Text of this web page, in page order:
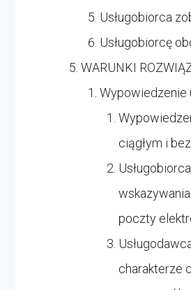
Usługobiorca
Usługobiorcę
WARUNKI
Wypowiedzenie
ciągłym i
poczty
charakterze